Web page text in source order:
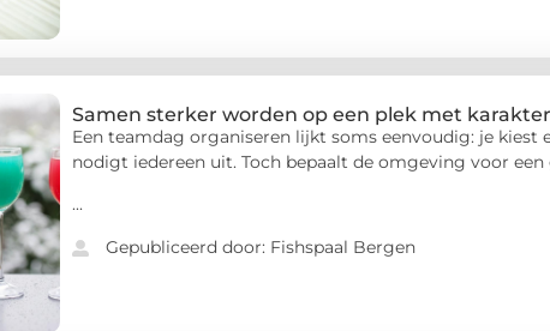
Samen sterker worden op een plek met karakter
Een teamdag organiseren lijkt soms eenvoudig: je
nodigt iedereen uit. Toch bepaalt de omgeving voor een
...
Gepubliceerd door: Fishspaal Bergen